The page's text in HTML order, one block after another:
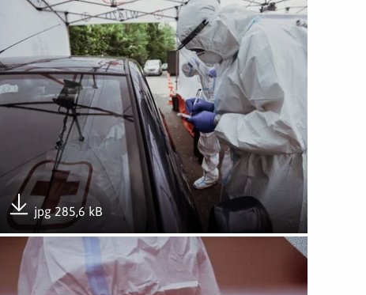
jpg 285,6 kB
Pobierz załącznik
Otwórz załącznik Punkt pobierania wymazów w Gnieźnie